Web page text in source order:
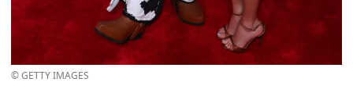
© GETTY IMAGES